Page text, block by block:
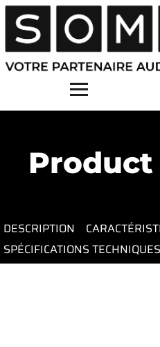
DESCRIPTION
SPÉCIFICATIONS TECHNIQUES